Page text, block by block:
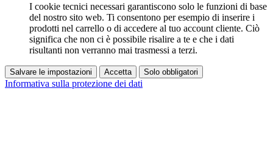
I cookie tecnici necessari garantiscono solo le funzioni di base
del nostro sito web. Ti consentono per esempio di inserire i
prodotti nel carrello o di accedere al tuo account cliente. Ciò
significa che non ci è possibile risalire a te e che i dati
risultanti non verranno mai trasmessi a terzi.
Salvare le impostazioni Accetta Solo obbligatori
Informativa sulla protezione dei dati